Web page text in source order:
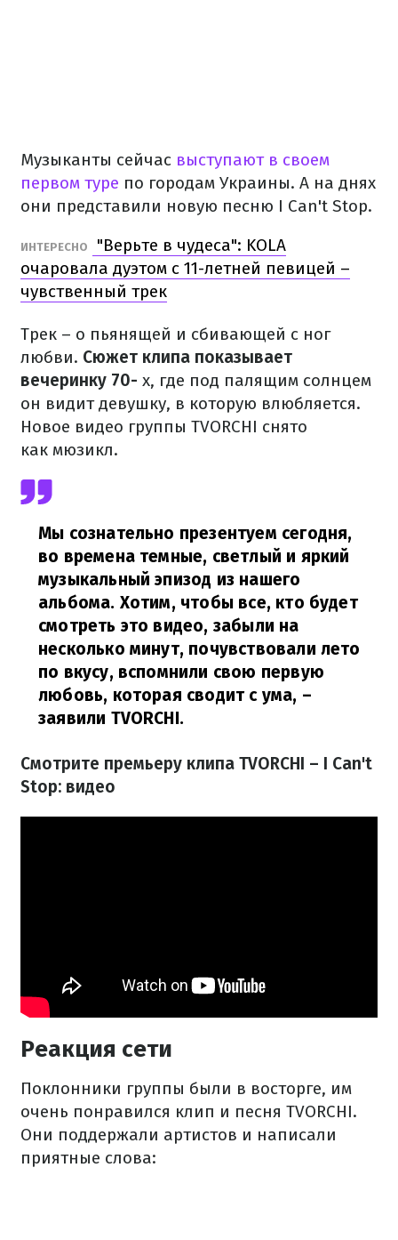
Музыканты сейчас выступают в своем
первом туре по городам Украины. А на днях
они представили новую песню I Can't Stop.
ИНТЕРЕСНО
"Верьте в чудеса": KOLA
очаровала дуэтом с 11-летней певицей –
чувственный трек
Трек – о пьянящей и сбивающей с ног
любви. Сюжет клипа показывает
вечеринку 70- х, где под палящим солнцем
он видит девушку, в которую влюбляется.
Новое видео группы TVORCHI снято
как мюзикл.
Мы сознательно презентуем сегодня,
во времена темные, светлый и яркий
музыкальный эпизод из нашего
альбома. Хотим, чтобы все, кто будет
смотреть это видео, забыли на
несколько минут, почувствовали лето
по вкусу, вспомнили свою первую
любовь, которая сводит с ума, –
заявили TVORCHI.
Смотрите премьеру клипа TVORCHI – I Can't
Stop: видео
Реакция сети
Поклонники группы были в восторге, им
очень понравился клип и песня TVORCHI.
Они поддержали артистов и написали
приятные слова: